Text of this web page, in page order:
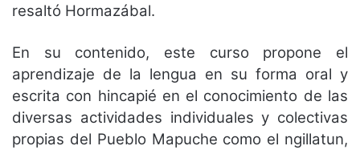
resaltó Hormazábal.
En su contenido, este curso propone el
aprendizaje de la lengua en su forma oral y
escrita con hincapié en el conocimiento de las
diversas actividades individuales y colectivas
propias del Pueblo Mapuche como el ngillatun,